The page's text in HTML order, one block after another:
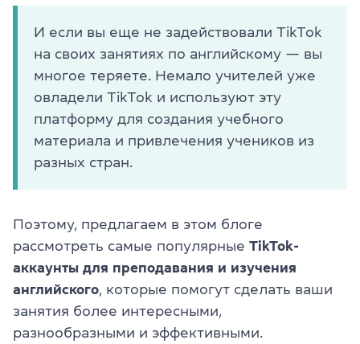
И если вы еще не задействовали TikTok
на своих занятиях по английскому — вы
многое теряете. Немало учителей уже
овладели TikTok и используют эту
платформу для создания учебного
материала и привлечения учеников из
разных стран.
Поэтому, предлагаем в этом блоге
рассмотреть самые популярные TikTok-
аккаунты для преподавания и изучения
английского , которые помогут сделать ваши
занятия более интересными,
разнообразными и эффективными.